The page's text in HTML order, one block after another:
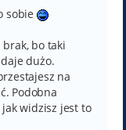
sobie
bo taki
dużo.
na
Podobna
widzisz jest to